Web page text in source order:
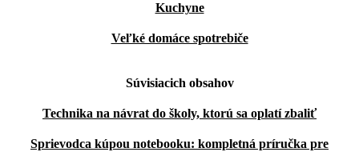
Kuchyne
Veľké domáce spotrebiče
Súvisiacich obsahov
Technika na návrat do školy, ktorú sa oplatí zbaliť
Sprievodca kúpou notebooku: kompletná príručka pre